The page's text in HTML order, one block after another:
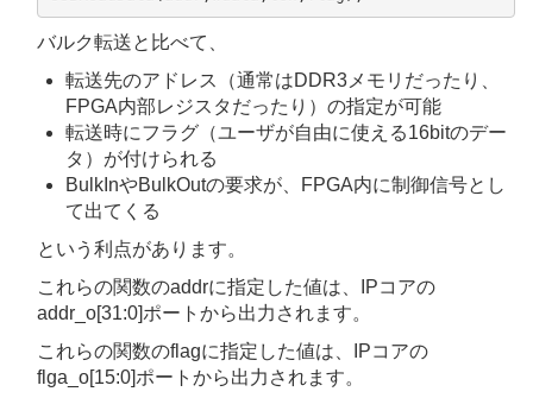
バルク転送と比べて、
転送先のアドレス（通常はDDR3メモリだったり、
FPGA内部レジスタだったり）の指定が可能
転送時にフラグ（ユーザが自由に使える16bitのデー
タ）が付けられる
BulkInやBulkOutの要求が、FPGA内に制御信号とし
て出てくる
という利点があります。
これらの関数のaddrに指定した値は、IPコアの
addr_o[31:0]ポートから出力されます。
これらの関数のflagに指定した値は、IPコアの
flga_o[15:0]ポートから出力されます。